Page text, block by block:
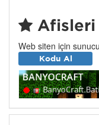
Afişleri
Web siten için
Kodu Al